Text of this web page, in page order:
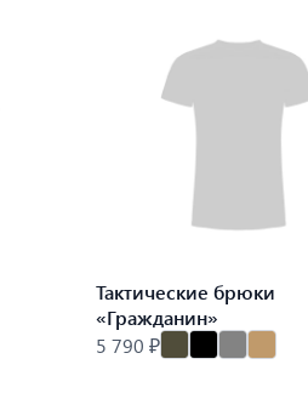
Тактические брюки
«Гражданин»
5 790 ₽